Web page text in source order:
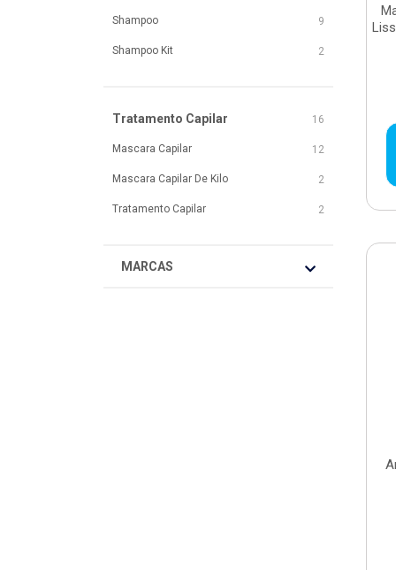
Shampoo 9
Shampoo Kit 2
Tratamento Capilar 16
Mascara Capilar 12
Mascara Capilar De Kilo 2
Tratamento Capilar 2
MARCAS